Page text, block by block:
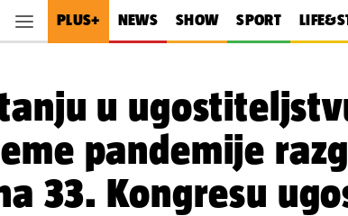
PLUS+ NEWS SHOW SPORT
u
pandemije
33. Kongresu